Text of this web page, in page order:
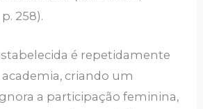
258).
é repetidamente
criando um
a participação feminina,